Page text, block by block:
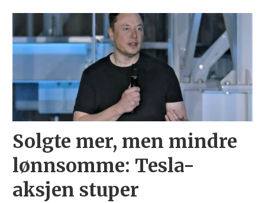
Solgte mer, men mindre
lønnsomme: Tesla-
aksjen stuper